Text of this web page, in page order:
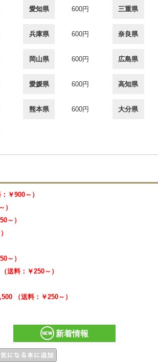
愛知県 600円 三重県
兵庫県 600円 奈良県
岡山県 600円 広島県
愛媛県 600円 高知県
熊本県 600円 大分県
￥900～）
）
～）
～）
送料：￥250～）
（送料：￥250～）
新着情報